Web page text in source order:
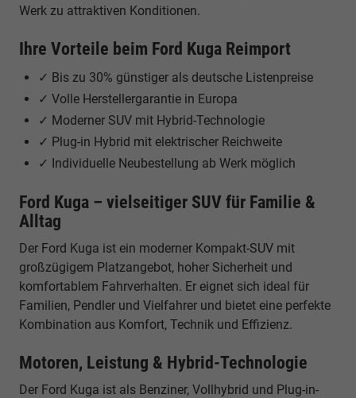
Werk zu attraktiven Konditionen.
Ihre Vorteile beim Ford Kuga Reimport
✓ Bis zu 30% günstiger als deutsche Listenpreise
✓ Volle Herstellergarantie in Europa
✓ Moderner SUV mit Hybrid-Technologie
✓ Plug-in Hybrid mit elektrischer Reichweite
✓ Individuelle Neubestellung ab Werk möglich
Ford Kuga – vielseitiger SUV für Familie &
Alltag
Der Ford Kuga ist ein moderner Kompakt-SUV mit
großzügigem Platzangebot, hoher Sicherheit und
komfortablem Fahrverhalten. Er eignet sich ideal für
Familien, Pendler und Vielfahrer und bietet eine perfekte
Kombination aus Komfort, Technik und Effizienz.
Motoren, Leistung & Hybrid-Technologie
Der Ford Kuga ist als Benziner, Vollhybrid und Plug-in-